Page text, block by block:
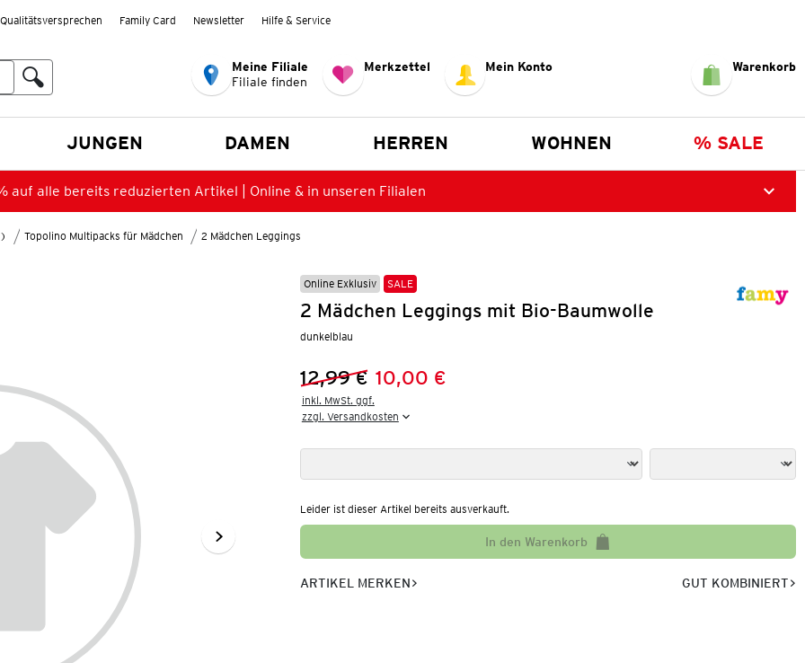
Qualitätsversprechen Family Card Newsletter Hilfe & Service
Meine Filiale
Filiale finden
Merkzettel Mein Konto Warenkorb
JUNGEN DAMEN HERREN WOHNEN % SALE
auf alle bereits reduzierten Artikel | Online & in unseren Filialen
Topolino Multipacks für Mädchen 2 Mädchen Leggings
Online Exklusiv SALE
2 Mädchen Leggings mit Bio-Baumwolle
dunkelblau
Vorheriger Preis:
12,99 €
Neuer Preis:10,00 €
inkl. MwSt. ggf.
zzgl. Versandkosten
Leider ist dieser Artikel bereits ausverkauft.
In den Warenkorb
ARTIKEL MERKEN GUT KOMBINIERT